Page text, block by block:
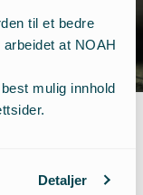
til et bedre
at NOAH
mulig innhold
Detaljer
for å